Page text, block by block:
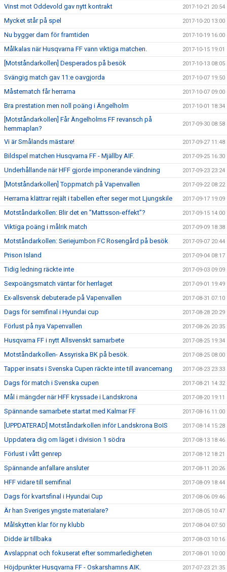
Vinst mot Oddevold gav nytt kontrakt 2017-10-21 20:54
Mycket står på spel 2017-10-20 13:00
Nu bygger dam för framtiden 2017-10-19 16:00
Målkalas när Husqvarna FF vann viktiga matchen. 2017-10-15 19:01
[Motståndarkollen] Desperados på besök 2017-10-13 08:05
Svängig match gav 11:e oavgjorda 2017-10-07 19:50
Måstematch får herrarna 2017-10-07 09:00
Bra prestation men noll poäng i Ängelholm 2017-10-01 18:34
[Motståndarkollen] Får Ängelholms FF revansch på
hemmaplan?
2017-09-30 08:58
Vi är Smålands mästare! 2017-09-27 11:48
Bildspel matchen Husqvarna FF - Mjällby AIF. 2017-09-25 16:30
Underhållande när HFF gjorde imponerande vändning 2017-09-23 23:24
[Motståndarkollen] Toppmatch på Vapenvallen 2017-09-22 08:22
Herrarna klättrar rejält i tabellen efter seger mot Ljungskile 2017-09-17 19:09
Motståndarkollen: Blir det en ”Mattsson-effekt”? 2017-09-15 14:00
Viktiga poäng i målrik match 2017-09-09 18:38
Motståndarkollen: Seriejumbon FC Rosengård på besök 2017-09-07 20:44
Prison Island 2017-09-04 08:17
Tidig ledning räckte inte 2017-09-03 09:09
Sexpoängsmatch väntar för herrlaget 2017-09-01 19:49
Ex-allsvensk debuterade på Vapenvallen 2017-08-31 07:10
Dags för semifinal i Hyundai cup 2017-08-28 20:29
Förlust på nya Vapenvallen 2017-08-26 20:35
Husqvarna FF i nytt Allsvenskt samarbete 2017-08-25 19:34
Motståndarkollen- Assyriska BK på besök. 2017-08-25 08:00
Tapper insats i Svenska Cupen räckte inte till avancemang 2017-08-23 23:33
Dags för match i Svenska cupen 2017-08-21 14:32
Mål i mängder när HFF kryssade i Landskrona 2017-08-20 19:11
Spännande samarbete startat med Kalmar FF 2017-08-16 11:00
[UPPDATERAD] Motståndarkollen inför Landskrona BoIS 2017-08-14 15:28
Uppdatera dig om läget i division 1 södra 2017-08-13 18:46
Förlust i vått genrep 2017-08-12 18:21
Spännande anfallare ansluter 2017-08-11 20:26
HFF vidare till semifinal 2017-08-09 18:44
Dags för kvartsfinal i Hyundai Cup 2017-08-06 09:46
Är han Sveriges yngste materialare? 2017-08-05 10:47
Målskytten klar för ny klubb 2017-08-04 07:50
Didde är tillbaka 2017-08-03 10:16
Avslappnat och fokuserat efter sommarledigheten 2017-08-01 10:00
Höjdpunkter Husqvarna FF - Oskarshamns AIK. 2017-07-23 21:35